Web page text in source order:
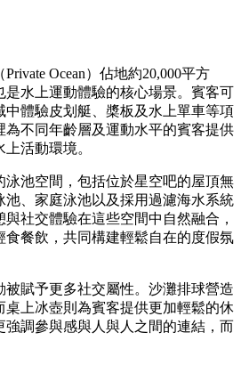
Ocean）佔地約20,000平方
是水上運動體驗的核心場景。賓客可
中體驗皮划艇、槳板及水上單車等項
為不同年齡層及運動水平的賓客提供
活動環境。
泳池空間，包括位於星空吧的屋頂無
池、家庭泳池以及採用過濾海水系統
社交體驗在這些空間中自然融合，
食餐飲，共同構建輕鬆自在的度假氛
賦予更多社交屬性。沙灘排球營造
桌上冰壺則為賓客提供更加輕鬆的休
強調參與感與人與人之間的連結，而